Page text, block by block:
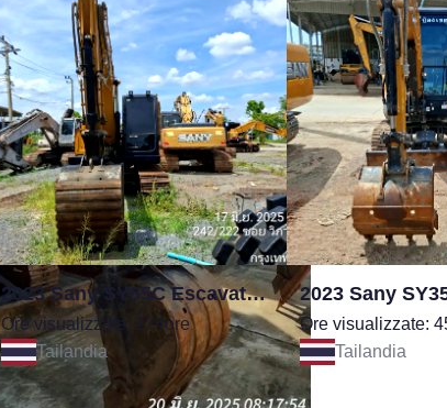
2023 Sany SY55C Escavatore
Ore visualizzate: 274ore
Tailandia
Ore visualizzate:
Tailandia